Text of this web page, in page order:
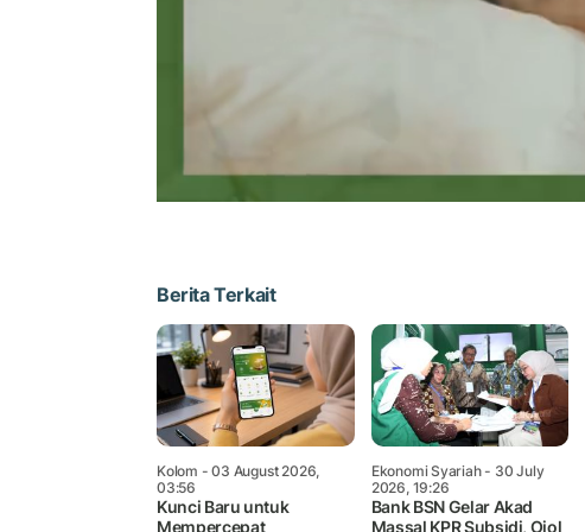
Berita Terkait
Kolom - 03 August 2026,
03:56
Kunci Baru untuk
Mempercepat
Ekonomi Syariah- 30 July
2026, 19:26
Bank BSN Gelar Akad
Massal KPR Subsidi, Ojol